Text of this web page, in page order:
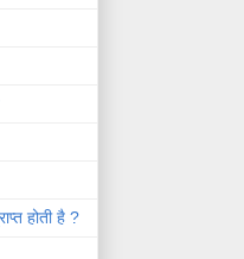
होती है ?